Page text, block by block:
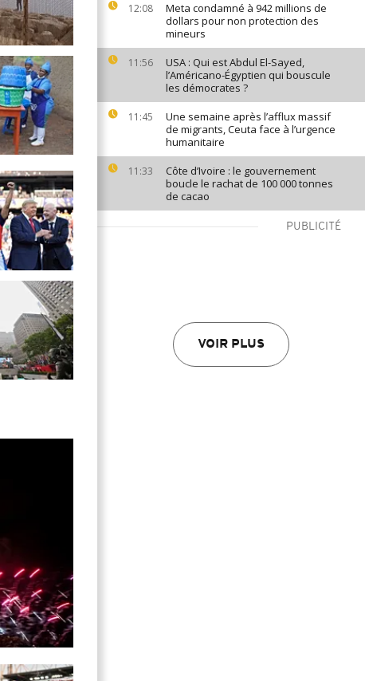
12:08
Meta condamné à 942 millions de
dollars pour non protection des
mineurs
11:56
USA : Qui est Abdul El-Sayed,
l’Américano-Égyptien qui bouscule
les démocrates ?
11:45
Une semaine après l’afflux massif
de migrants, Ceuta face à l’urgence
humanitaire
11:33
Côte d’Ivoire : le gouvernement
boucle le rachat de 100 000 tonnes
de cacao
PUBLICITÉ
VOIR PLUS